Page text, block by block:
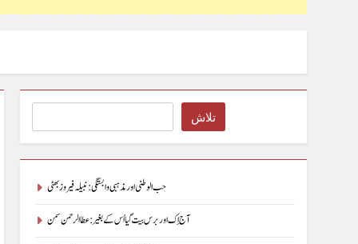
تلاش
حب الوطنی اور مذہبی وابستگی : نبیلہ فیروز بھٹی
آج اِک اور برس بیت گیا اُس کے بغیر : عطاالرحمن سمن